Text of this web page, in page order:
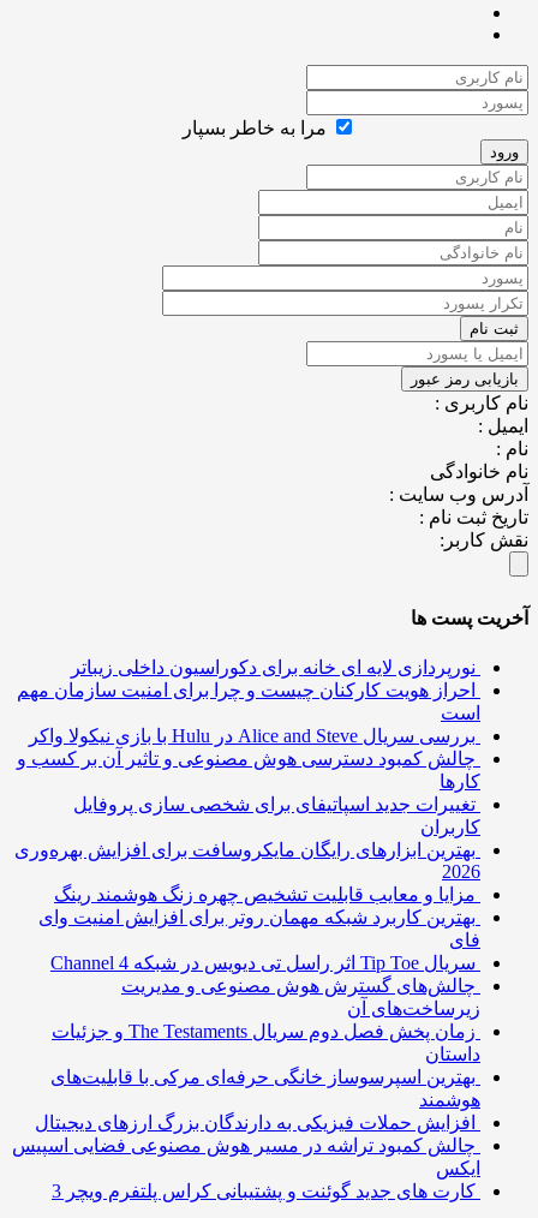
مرا به خاطر بسپار
:
:
وب سایت :
ثبت نام :
کاربر:
پست ها
نورپردازی لایه ای خانه برای دکوراسیون داخلی زیباتر
احراز هویت کارکنان چیست و چرا برای امنیت سازمان مهم
بررسی سریال Alice and Steve در Hulu با بازی نیکولا واکر
چالش کمبود دسترسی هوش مصنوعی و تاثیر آن بر کسب و
کارها
تغییرات جدید اسپاتیفای برای شخصی سازی پروفایل
کاربران
بهترین ابزارهای رایگان مایکروسافت برای افزایش بهره‌وری
مزایا و معایب قابلیت تشخیص چهره زنگ هوشمند رینگ
بهترین کاربرد شبکه مهمان روتر برای افزایش امنیت وای
سریال Tip Toe اثر راسل تی دیویس در شبکه Channel 4
چالش‌های گسترش هوش مصنوعی و مدیریت
زیرساخت‌های آن
زمان پخش فصل دوم سریال The Testaments و جزئیات
داستان
بهترین اسپرسوساز خانگی حرفه‌ای مرکی با قابلیت‌های
هوشمند
افزایش حملات فیزیکی به دارندگان بزرگ ارزهای دیجیتال
چالش کمبود تراشه در مسیر هوش مصنوعی فضایی اسپیس
کارت های جدید گوئنت و پشتیبانی کراس پلتفرم ویچر 3